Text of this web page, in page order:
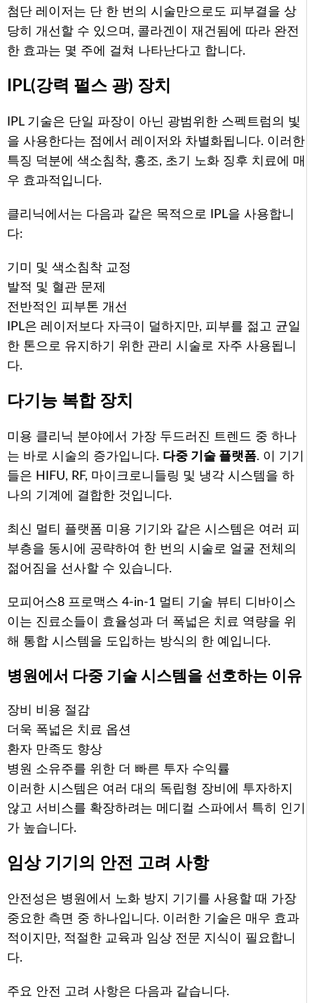
첨단 레이저는 단 한 번의 시술만으로도 피부결을 상
당히 개선할 수 있으며, 콜라겐이 재건됨에 따라 완전
한 효과는 몇 주에 걸쳐 나타난다고 합니다.
IPL(강력 펄스 광) 장치
IPL 기술은 단일 파장이 아닌 광범위한 스펙트럼의 빛
을 사용한다는 점에서 레이저와 차별화됩니다. 이러한
특징 덕분에 색소침착, 홍조, 초기 노화 징후 치료에 매
우 효과적입니다.
클리닉에서는 다음과 같은 목적으로 IPL을 사용합니
다:
기미 및 색소침착 교정
발적 및 혈관 문제
전반적인 피부톤 개선
IPL은 레이저보다 자극이 덜하지만, 피부를 젊고 균일
한 톤으로 유지하기 위한 관리 시술로 자주 사용됩니
다.
다기능 복합 장치
미용 클리닉 분야에서 가장 두드러진 트렌드 중 하나
는 바로 시술의 증가입니다. 다중 기술 플랫폼. 이 기기
들은 HIFU, RF, 마이크로니들링 및 냉각 시스템을 하
나의 기계에 결합한 것입니다.
최신 멀티 플랫폼 미용 기기와 같은 시스템은 여러 피
부층을 동시에 공략하여 한 번의 시술로 얼굴 전체의
젊어짐을 선사할 수 있습니다.
모피어스8 프로맥스 4-in-1 멀티 기술 뷰티 디바이스
이는 진료소들이 효율성과 더 폭넓은 치료 역량을 위
해 통합 시스템을 도입하는 방식의 한 예입니다.
병원에서 다중 기술 시스템을 선호하는 이유
장비 비용 절감
더욱 폭넓은 치료 옵션
환자 만족도 향상
병원 소유주를 위한 더 빠른 투자 수익률
이러한 시스템은 여러 대의 독립형 장비에 투자하지
않고 서비스를 확장하려는 메디컬 스파에서 특히 인기
가 높습니다.
임상 기기의 안전 고려 사항
안전성은 병원에서 노화 방지 기기를 사용할 때 가장
중요한 측면 중 하나입니다. 이러한 기술은 매우 효과
적이지만, 적절한 교육과 임상 전문 지식이 필요합니
다.
주요 안전 고려 사항은 다음과 같습니다.